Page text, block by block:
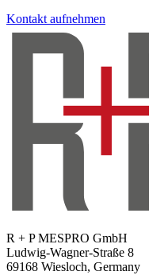
Kontakt aufnehmen
R + P MESPRO GmbH
Ludwig-Wagner-Straße 8
69168 Wiesloch, Germany